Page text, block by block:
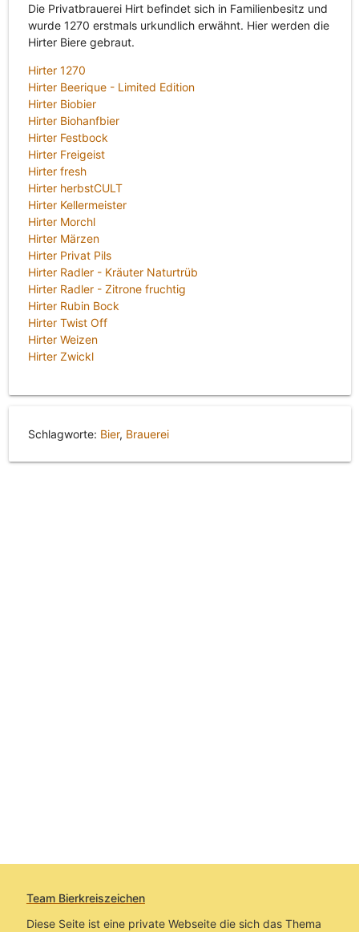
Die Privatbrauerei Hirt befindet sich in Familienbesitz und
wurde 1270 erstmals urkundlich erwähnt. Hier werden die
Hirter Biere gebraut.
Hirter 1270
Hirter Beerique - Limited Edition
Hirter Biobier
Hirter Biohanfbier
Hirter Festbock
Hirter Freigeist
Hirter fresh
Hirter herbstCULT
Hirter Kellermeister
Hirter Morchl
Hirter Märzen
Hirter Privat Pils
Hirter Radler - Kräuter Naturtrüb
Hirter Radler - Zitrone fruchtig
Hirter Rubin Bock
Hirter Twist Off
Hirter Weizen
Hirter Zwickl
Schlagworte: Bier, Brauerei
Team Bierkreiszeichen
Diese Seite ist eine private Webseite die sich das Thema